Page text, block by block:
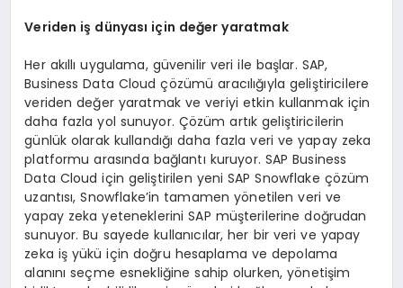
Veriden iş dünyası için değer yaratmak
Her akıllı uygulama, güvenilir veri ile başlar. SAP,
Business Data Cloud çözümü aracılığıyla geliştiricilere
veriden değer yaratmak ve veriyi etkin kullanmak için
daha fazla yol sunuyor. Çözüm artık geliştiricilerin
günlük olarak kullandığı daha fazla veri ve yapay zeka
platformu arasında bağlantı kuruyor. SAP Business
Data Cloud için geliştirilen yeni SAP Snowflake çözüm
uzantısı, Snowflake’in tamamen yönetilen veri ve
yapay zeka yeteneklerini SAP müşterilerine doğrudan
sunuyor. Bu sayede kullanıcılar, her bir veri ve yapay
zeka iş yükü için doğru hesaplama ve depolama
alanını seçme esnekliğine sahip olurken, yönetişim